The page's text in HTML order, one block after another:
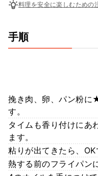
料理を安全に楽しむための
手順
挽き肉、卵、パン粉に
す。
タイムも香り付けにあ
ます。
粘りが出てきたら、OK
熱する前のフライパン